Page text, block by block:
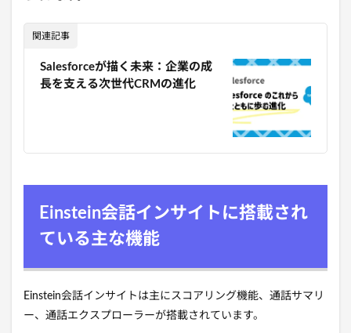
関連記事
Salesforceが描く未来：企業の成
長を支える次世代CRMの進化
Einstein会話インサイトに搭載され
ている主な機能
Einstein会話インサイトは主にスコアリング機能、通話サマリ
ー、通話エクスプローラーが搭載されています。